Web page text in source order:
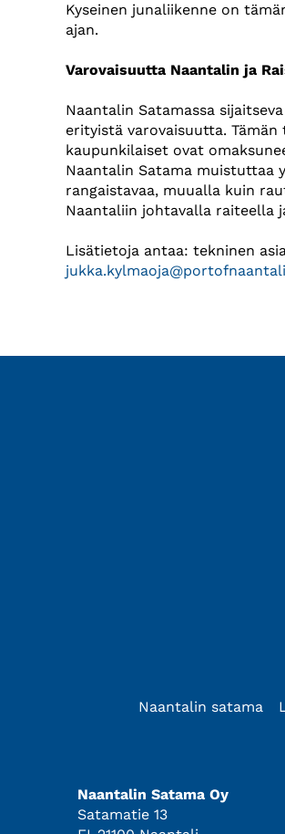
Kyseinen junaliikenne on
ajan.
Varovaisuutta Naantalin ja
Naantalin Satamassa
erityistä varovaisuutta.
kaupunkilaiset ovat
Naantalin Satama muistuttaa
rangaistavaa, muualla kuin
Naantaliin johtavalla raiteella
Lisätietoja antaa: tekninen
Naantalin satama
Naantalin Satama Oy
Satamatie 13